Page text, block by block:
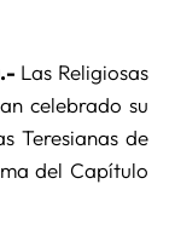
Las Religiosas
celebrado su
Teresianas de
del Capítulo